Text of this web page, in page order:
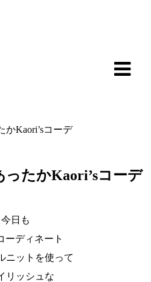
かKaori’sコーデ
たかKaori’sコーデ
今日も
ーディネート
ニットを使って
リッシュな